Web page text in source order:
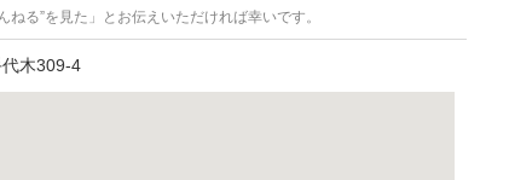
ねる”を見た」とお伝えいただければ幸いです。
木309-4